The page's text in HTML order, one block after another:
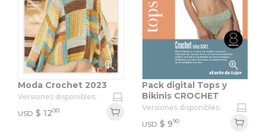
Moda Crochet 2023
Versiones disponibles:
USD $ 1200
Pack digital Tops y
Bikinis CROCHET
Versiones disponibles:
USD $ 990